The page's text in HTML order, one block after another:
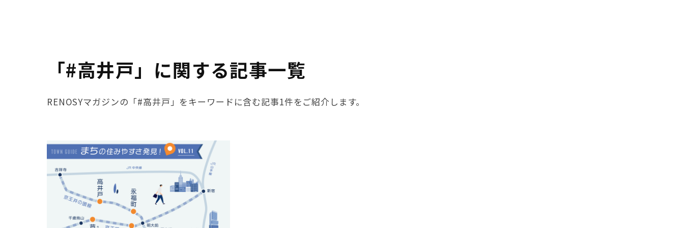
「#高井戸」に関する記事一覧
RENOSYマガジンの「#高井戸」をキーワードに含む記事1件をご紹介します。